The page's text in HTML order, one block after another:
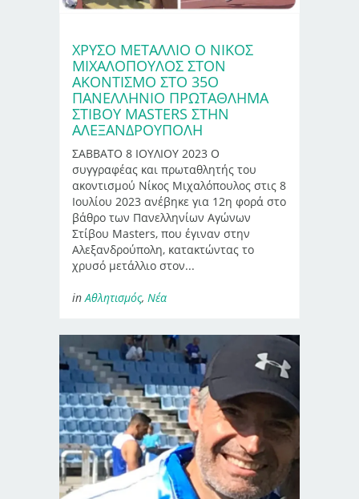
ΧΡΥΣΌ ΜΕΤΆΛΛΙΟ Ο ΝΊΚΟΣ
ΜΙΧΑΛΌΠΟΥΛΟΣ ΣΤΟΝ
ΑΚΟΝΤΙΣΜΌ ΣΤΟ 35Ο
ΠΑΝΕΛΛΉΝΙΟ ΠΡΩΤΆΘΛΗΜΑ
ΣΤΊΒΟΥ MASTERS ΣΤΗΝ
ΑΛΕΞΑΝΔΡΟΎΠΟΛΗ
ΣΑΒΒΑΤΟ 8 ΙΟΥΛΙΟΥ 2023 Ο
συγγραφέας και πρωταθλητής του
ακοντισμού Νίκος Μιχαλόπουλος στις 8
Ιουλίου 2023 ανέβηκε για 12η φορά στο
βάθρο των Πανελληνίων Αγώνων
Στίβου Masters, που έγιναν στην
Αλεξανδρούπολη, κατακτώντας το
χρυσό μετάλλιο στον...
in Αθλητισμός, Νέα